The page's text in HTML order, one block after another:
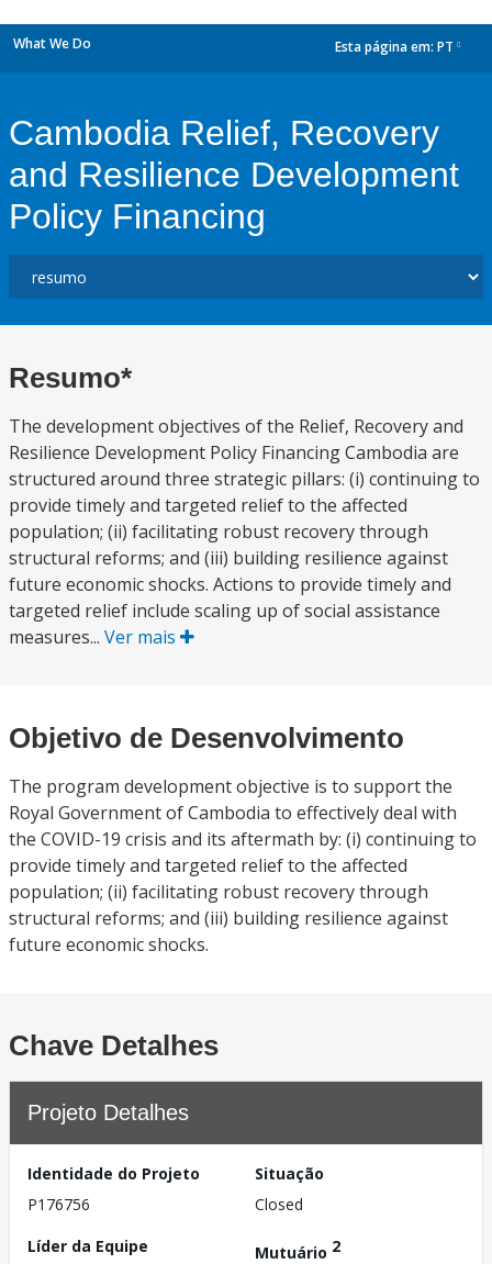
What We Do Esta página em: PT
Cambodia Relief, Recovery
and Resilience Development
Policy Financing
Resumo*
The development objectives of the Relief, Recovery and
Resilience Development Policy Financing Cambodia are
structured around three strategic pillars: (i) continuing to
provide timely and targeted relief to the affected
population; (ii) facilitating robust recovery through
structural reforms; and (iii) building resilience against
future economic shocks. Actions to provide timely and
targeted relief include scaling up of social assistance
measures... Ver mais
Objetivo de Desenvolvimento
The program development objective is to support the
Royal Government of Cambodia to effectively deal with
the COVID-19 crisis and its aftermath by: (i) continuing to
provide timely and targeted relief to the affected
population; (ii) facilitating robust recovery through
structural reforms; and (iii) building resilience against
future economic shocks.
Chave Detalhes
Projeto Detalhes
Identidade do Projeto
P176756
Situação
Closed
Líder da Equipe
Mutuário 2